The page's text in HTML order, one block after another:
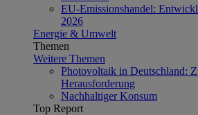
EU-Emissionshandel:
2026
Energie & Umwelt
Themen
Weitere Themen
Photovoltaik in Deutschland:
Herausforderung
Nachhaltiger Konsum
Top Report